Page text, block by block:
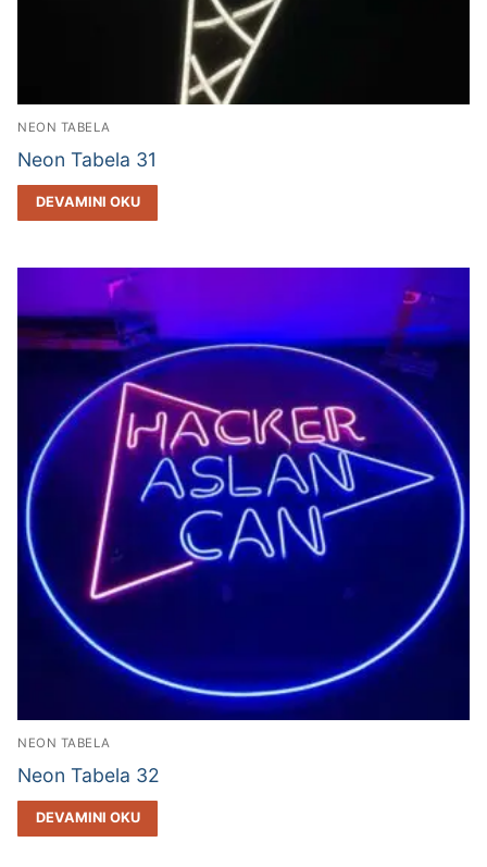
NEON TABELA
Neon Tabela 31
DEVAMINI OKU
NEON TABELA
Neon Tabela 32
DEVAMINI OKU